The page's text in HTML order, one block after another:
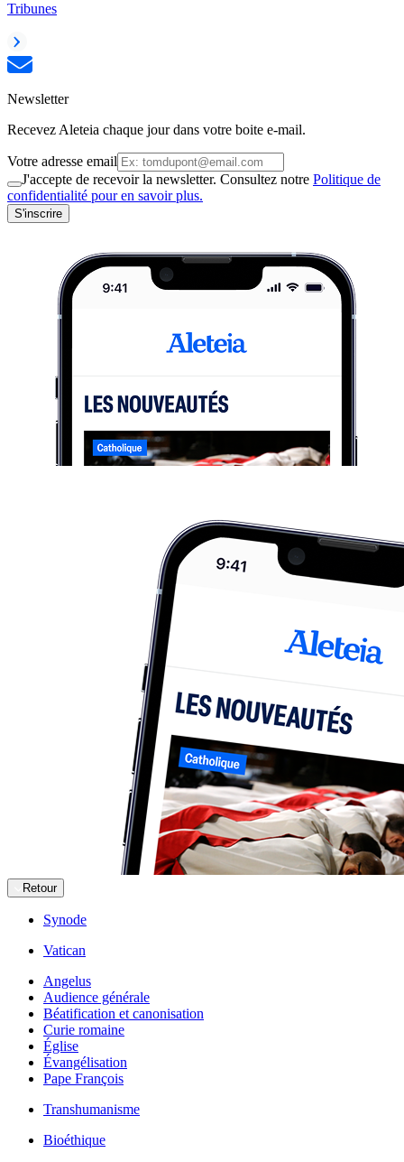
Tribunes
Newsletter
Recevez Aleteia chaque jour dans votre boite e-mail.
Votre adresse email
J'accepte de recevoir la newsletter. Consultez notre Politique de
confidentialité pour en savoir plus.
S'inscrire
Retour
Synode
Vatican
Angelus
Audience générale
Béatification et canonisation
Curie romaine
Église
Évangélisation
Pape François
Transhumanisme
Bioéthique